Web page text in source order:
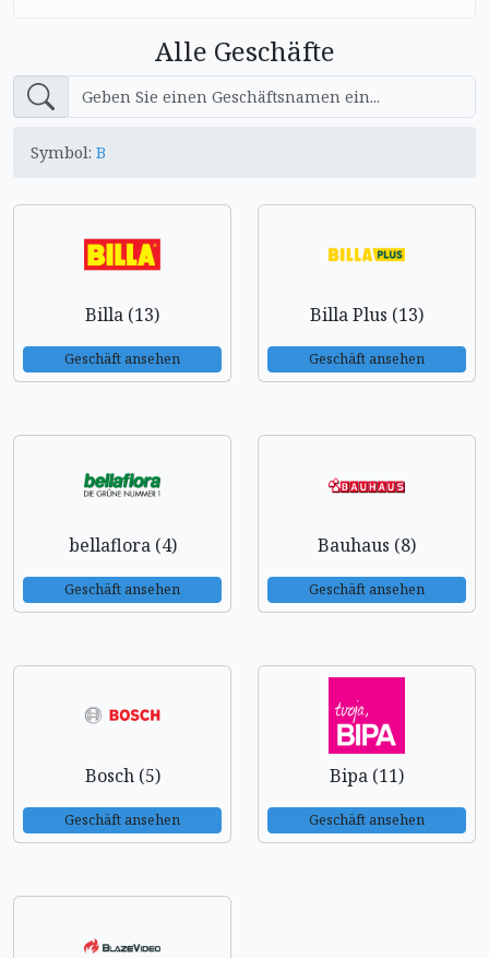
Alle Geschäfte
Symbol: B
Billa (13)
Geschäft ansehen
Billa Plus (13)
Geschäft ansehen
bellaflora (4)
Geschäft ansehen
Bauhaus (8)
Geschäft ansehen
Bosch (5)
Geschäft ansehen
Bipa (11)
Geschäft ansehen